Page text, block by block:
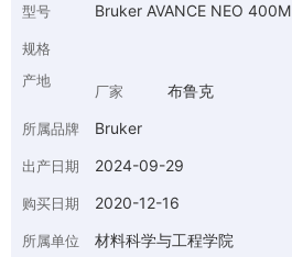
型号 Bruker AVANCE NEO 400M
规格
产地
厂家 布鲁克
所属品牌 Bruker
出产日期 2024-09-29
购买日期 2020-12-16
所属单位 材料科学与工程学院